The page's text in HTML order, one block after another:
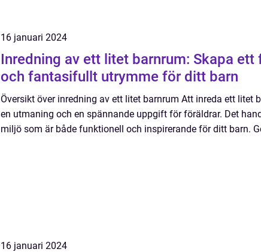
16 januari 2024
Inredning av ett litet barnrum: Skapa
och fantasifullt utrymme för ditt barn
Översikt över inredning av ett litet barnrum Att inreda ett litet
en utmaning och en spännande uppgift för föräldrar. Det
miljö som är både funktionell och inspirerande för ditt barn.
16 januari 2024